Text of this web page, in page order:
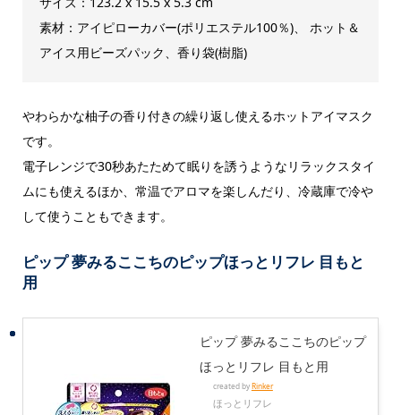
素材：アイピローカバー(ポリエステル100％)、 ホット＆
アイス用ビーズパック、香り袋(樹脂)
やわらかな柚子の香り付きの繰り返し使えるホットアイマスク
です。
電子レンジで30秒あたためて眠りを誘うようなリラックスタイ
ムにも使えるほか、常温でアロマを楽しんだり、冷蔵庫で冷や
して使うこともできます。
ピップ 夢みるここちのピップほっとリフレ 目もと
用
ピップ 夢みるここちのピップ
ほっとリフレ 目もと用
created byRinker
ほっとリフレ